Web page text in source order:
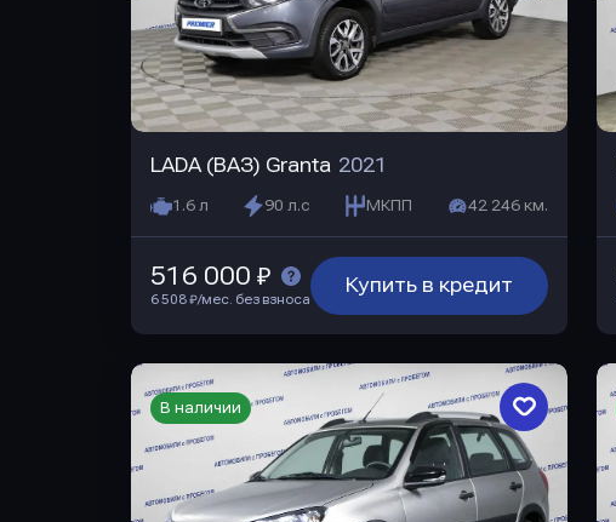
LADA (ВАЗ) Granta 2021
1.6 л 90 л.с МКПП 42 246 км.
Купить в кредит
516 000 ₽
6 508 ₽/мес. без взноса
В наличии